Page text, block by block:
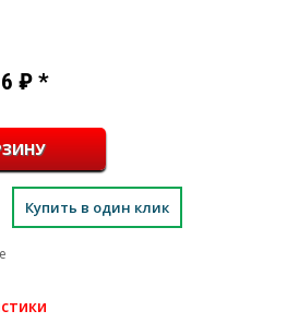
₽ *
Купить в один клик